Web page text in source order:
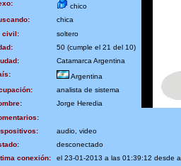
chico
chica
civil:
soltero
50 (cumple el 21 del 10)
Catamarca Argentina
Argentina
analista de sistema
Jorge Heredia
audio, video
desconectado
conexión:
el 23-01-2013 a las 01:39:12 desde